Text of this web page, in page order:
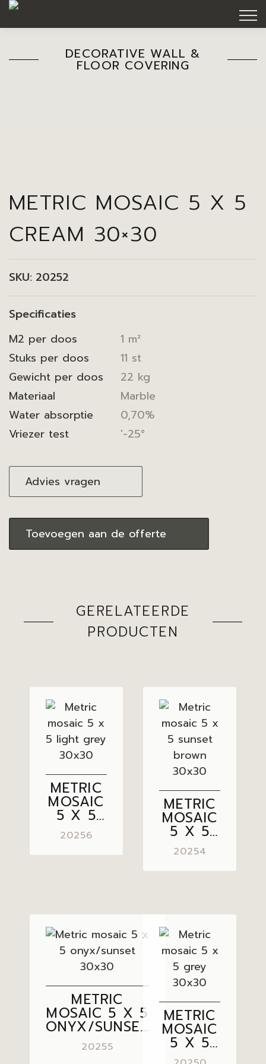
DECORATIVE WALL &
FLOOR COVERING
METRIC MOSAIC 5 X 5
CREAM 30×30
SKU: 20252
Specificaties
M2 per doos
1 m²
Stuks per doos
11 st
Gewicht per doos
22 kg
Materiaal
Marble
Water absorptie
0,70%
Vriezer test
'-25°
Advies vragen
Toevoegen aan de offerte
GERELATEERDE
PRODUCTEN
METRIC
MOSAIC
5 X 5
LIGHT
GREY
30×30
20256
METRIC
MOSAIC
5 X 5
SUNSET
BROWN
30×30
20254
METRIC
MOSAIC 5 X 5
ONYX/SUNSET
30×30
20255
METRIC
MOSAIC
5 X 5
GREY